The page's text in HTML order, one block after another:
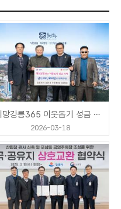
희망강릉365 이웃돕기 성금 기탁(강릉최씨 문한계 두루회)
2026-03-18